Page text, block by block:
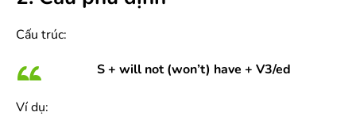
Cấu trúc:
S + will not (won’t) have + V3/ed
Ví dụ: